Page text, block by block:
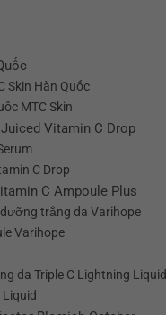
Skin Hàn Quốc
MTC Skin
Vitamin C Drop
C Drop
C Ampoule Plus
trắng da Varihope
Varihope
da Triple C Lightning Liquid